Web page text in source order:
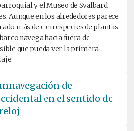
y el Museo de Svalbard
Aunque en los alrededores parece
más de cien especies de plantas
navega hacia fuera de
que pueda ver la primera
de
en el sentido de